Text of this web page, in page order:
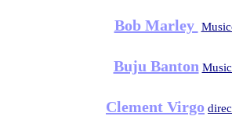
Bob Marley
Buju Banton
Clement Virgo